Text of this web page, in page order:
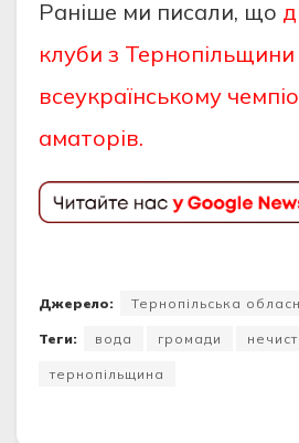
Раніше ми писали, що
клуби з
всеукраїнському
аматорів.
Джерело: Тернопільська
Теги: вода громади
тернопільщина